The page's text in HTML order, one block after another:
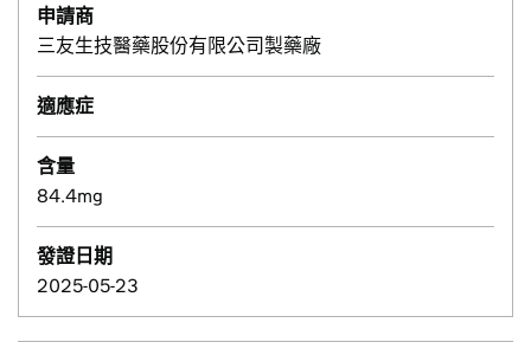
申請商
三友生技醫藥股份有限公司製藥廠
適應症
含量
84.4mg
發證日期
2025-05-23